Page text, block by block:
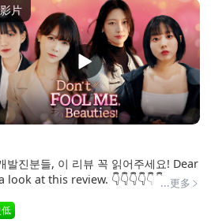
事線殘破不堪，打壞口碑 2. 第一視角
令代入感大打折扣，更別說借機摸這
還是有私心成分在內，這就真的不好
年初拍攝，天氣很冷，但對演員卻很血
小時也太誇張了，還有演員落水後都
絕對是有地方可以做得更好的 4. 收音
控制好周圍的噪音(多餘的人聲也是)，
就可以錄得好好的，避免後期重新配
是跟聲音有關，主畫面bgm音量很
某些部分的對白更因為第4點所說導致
打擊 6. 女主們的妝造整體都是很高
的，最具代表性的莫過於在前期的謝
，頂著冬天巨寒下拍攝，還得不到相
片
발진분들, 이 리뷰 꼭 읽어주세요! Dear
at this review. 👇👇👇👇👇👇 --------
遊戲我最喜歡的角色是佳恩，把傲嬌
常到位，可能我稍微有點 M 屬性，當
...更多